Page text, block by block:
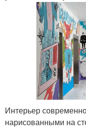
Интерьер
нарисованными на